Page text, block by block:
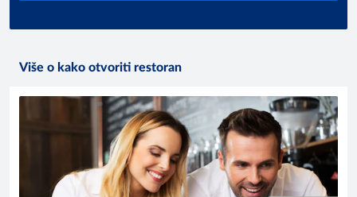
Više o kako otvoriti restoran